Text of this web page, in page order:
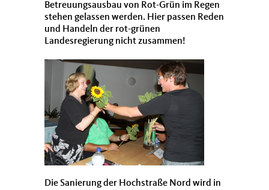
Betreuungsausbau von Rot-Grün im Regen
stehen gelassen werden. Hier passen Reden
und Handeln der rot-grünen
Landesregierung nicht zusammen!
Die Sanierung der Hochstraße Nord wird in